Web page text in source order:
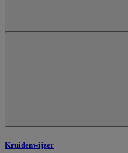
Kruidenwijzer